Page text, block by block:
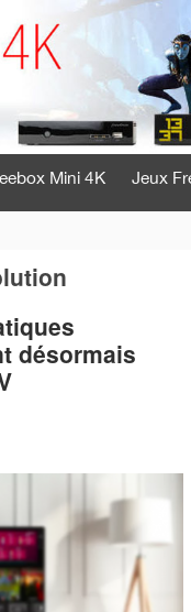
Mini 4K Jeux
désormais